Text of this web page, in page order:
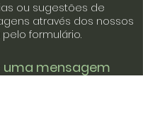
ou sugestões de
através dos nossos
formulário.
uma mensagem